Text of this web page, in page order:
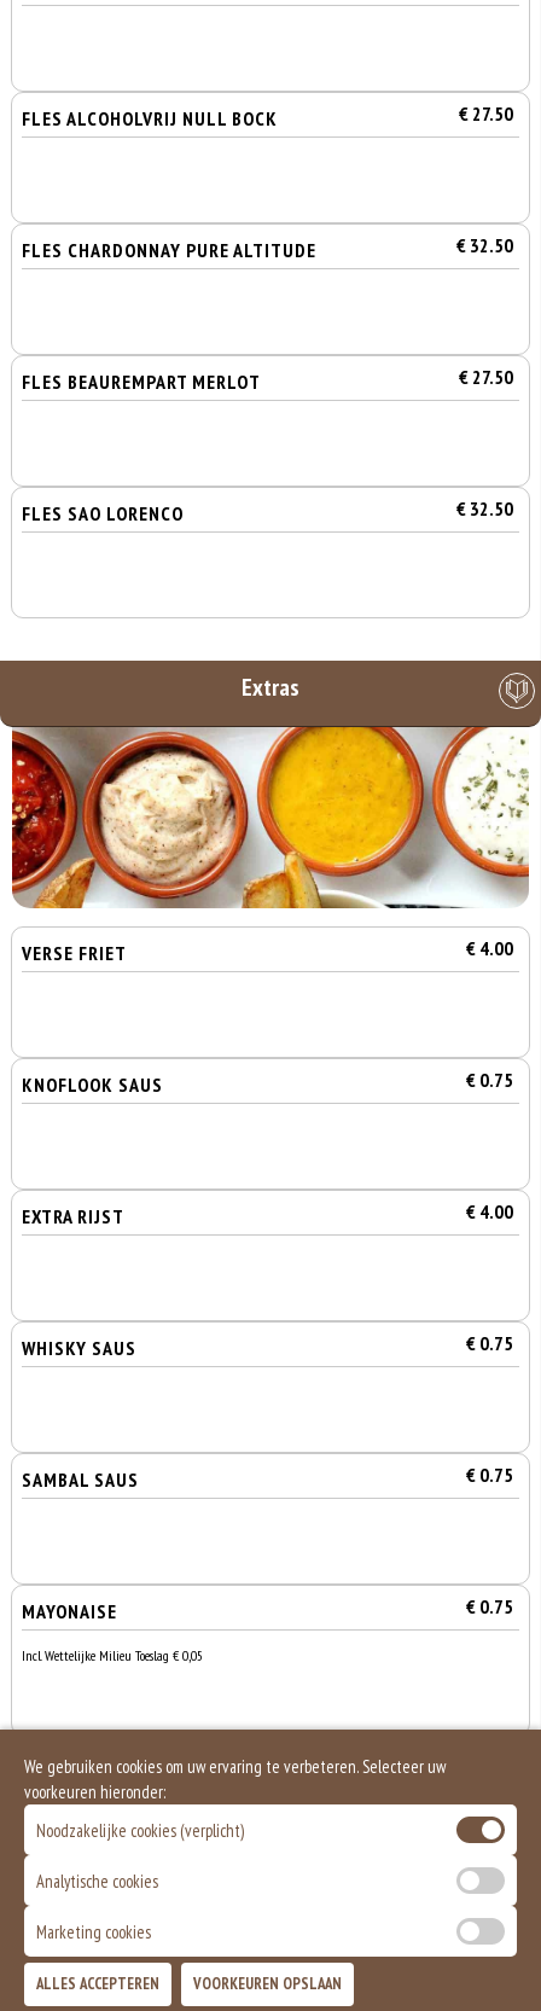
FLES ALCOHOLVRIJ NULL BOCK € 27.50
FLES CHARDONNAY PURE ALTITUDE € 32.50
FLES BEAUREMPART MERLOT € 27.50
FLES SAO LORENCO € 32.50
Extras
VERSE FRIET € 4.00
KNOFLOOK SAUS € 0.75
EXTRA RIJST € 4.00
WHISKY SAUS € 0.75
SAMBAL SAUS € 0.75
MAYONAISE € 0.75
Incl. Wettelijke Milieu Toeslag € 0,05
PITTA BROODJE
€ 0,00
We gebruiken cookies om uw ervaring te verbeteren. Selecteer uw
voorkeuren hieronder:
Noodzakelijke cookies (verplicht)
Analytische cookies
Marketing cookies
ALLES ACCEPTEREN VOORKEUREN OPSLAAN